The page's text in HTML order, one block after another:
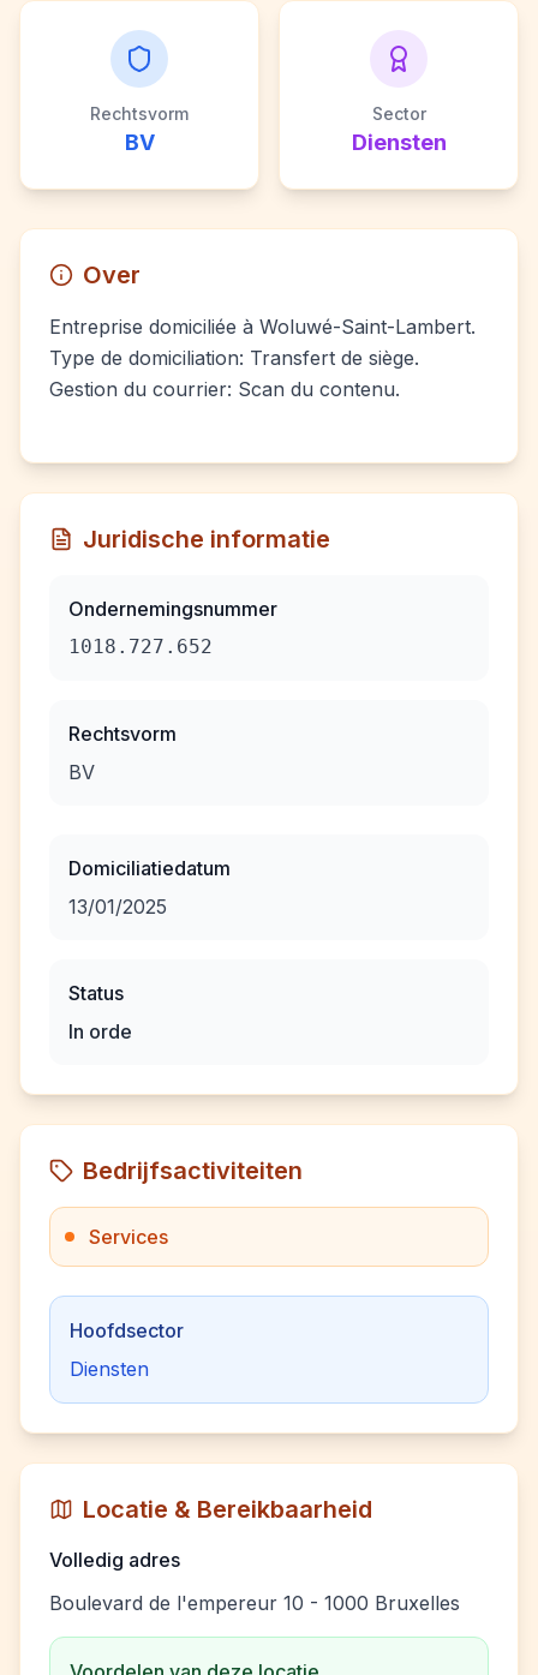
Rechtsvorm
BV
Sector
Diensten
Over
Entreprise domiciliée à Woluwé-Saint-Lambert.
Type de domiciliation: Transfert de siège.
Gestion du courrier: Scan du contenu.
Juridische informatie
Ondernemingsnummer
1018.727.652
Rechtsvorm
BV
Domiciliatiedatum
13/01/2025
Status
In orde
Bedrijfsactiviteiten
Services
Hoofdsector
Diensten
Locatie & Bereikbaarheid
Volledig adres
Boulevard de l'empereur 10 - 1000 Bruxelles